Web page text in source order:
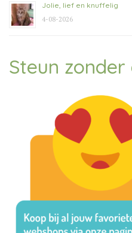
Jolie, lief en knuffelig
4-08-2026
Steun